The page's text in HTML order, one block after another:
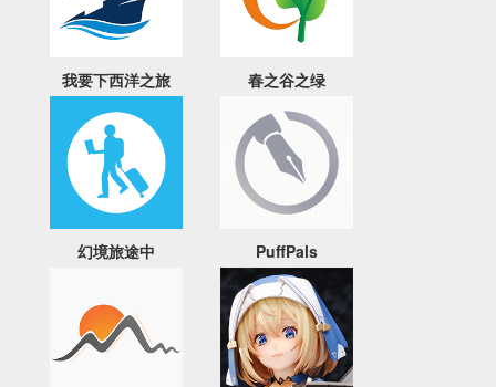
我要下西洋之旅 春之谷之绿
幻境旅途中 PuffPals